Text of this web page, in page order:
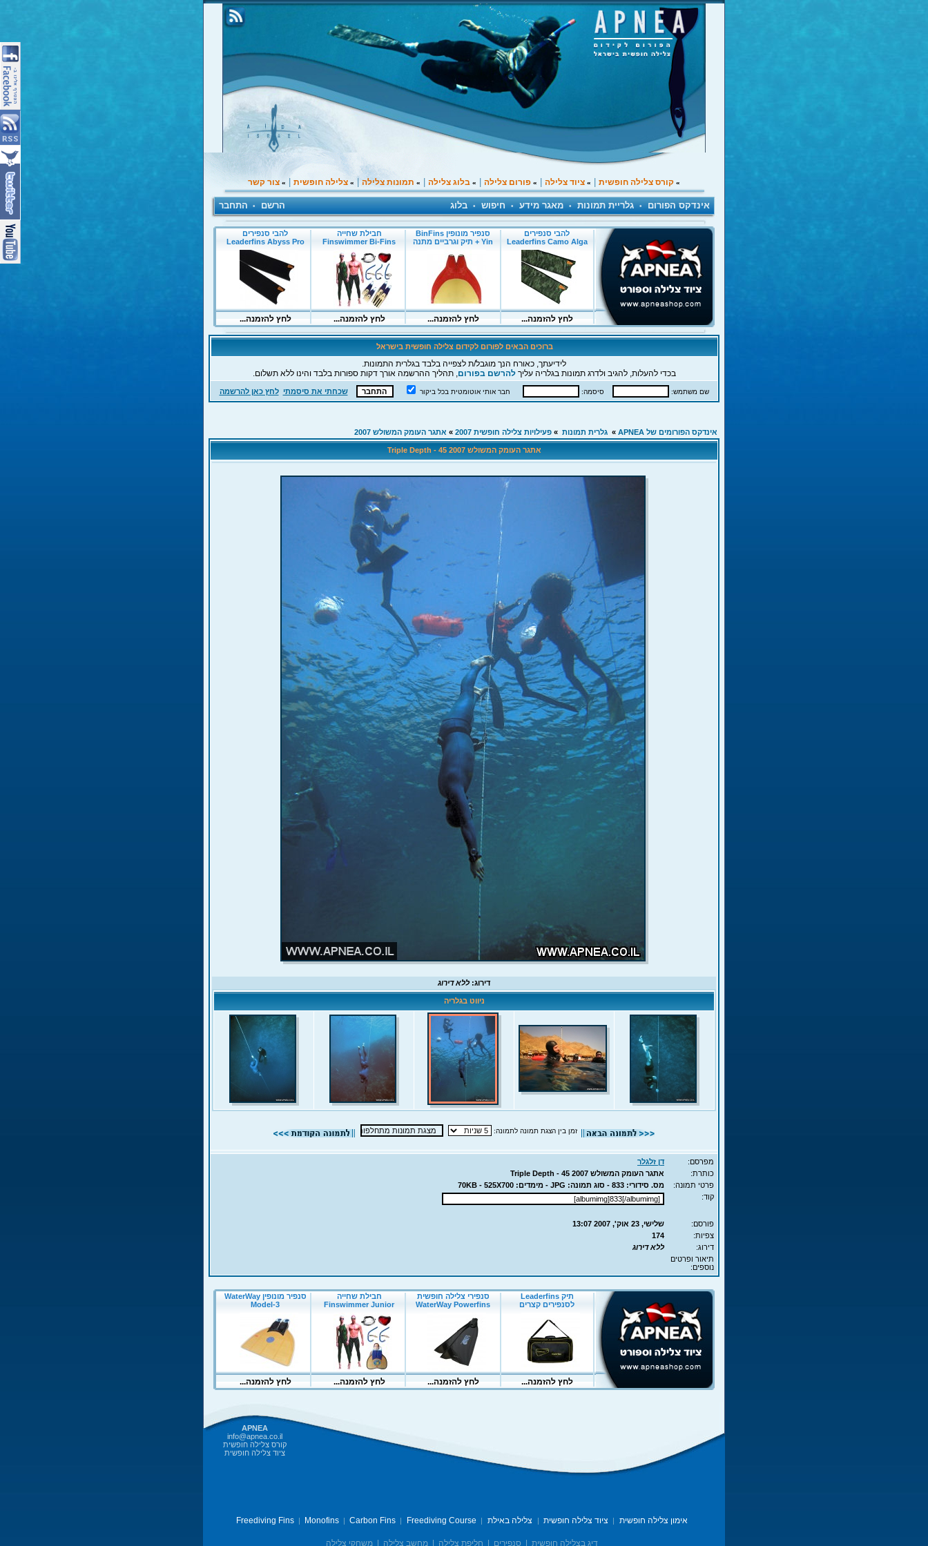
» קורס צלילה חופשית |
» ציוד צלילה |
» פורום צלילה |
» בלוג צלילה |
» תמונות צלילה |
» צלילה חופשית |
» צור קשר
אינדקס הפורום • גלריית תמונות • מאגר מידע • חיפוש • בלוג הרשם • התחבר
ברוכים הבאים לפורום לקידום צלילה חופשית בישראל
לידיעתך, כאורח הנך מוגבל/ת לצפייה בלבד בגלרית התמונות.
בכדי להעלות, להגיב ולדרג תמונות בגלריה עליךלהרשם בפורום, תהליך ההרשמה אורך דקות ספורות בלבד והינו ללא תשלום.
שם משתמש: סיסמה: חבר אותי אוטומטית בכל ביקור שכחתי את סיסמתי לחץ כאן להרשמה
אינדקס הפורומים של APNEA » גלרית תמונות » פעילויות צלילה חופשית 2007 » אתגר העומק המשולש 2007
אתגר העומק המשולש 2007 Triple Depth - 45
דירוג:ללא דירוג
ניווט בגלריה
זמן בין הצגת תמונה לתמונה:
מפרסם:
דן זלגלר
כותרת:
אתגר העומק המשולש 2007 Triple Depth - 45
פרטי תמונה:
מס. סידורי: 833 - סוג תמונה: JPG - מימדים: 70KB - 525X700
קוד:
פורסם:
שלישי, 23 אוק', 2007 13:07
צפיות:
174
דירוג:
ללא דירוג
תיאור ופרטים
נוספים:
APNEA
info@apnea.co.il
קורס צלילה חופשית
ציוד צלילה חופשית
אימון צלילה חופשית | ציוד צלילה חופשית | צלילה באילת |
Freediving Fins| Monofins| Carbon Fins| Freediving Course
דיג בצלילה חופשית סנפירים חליפת צלילה מחשב צלילה משחקי צלילה